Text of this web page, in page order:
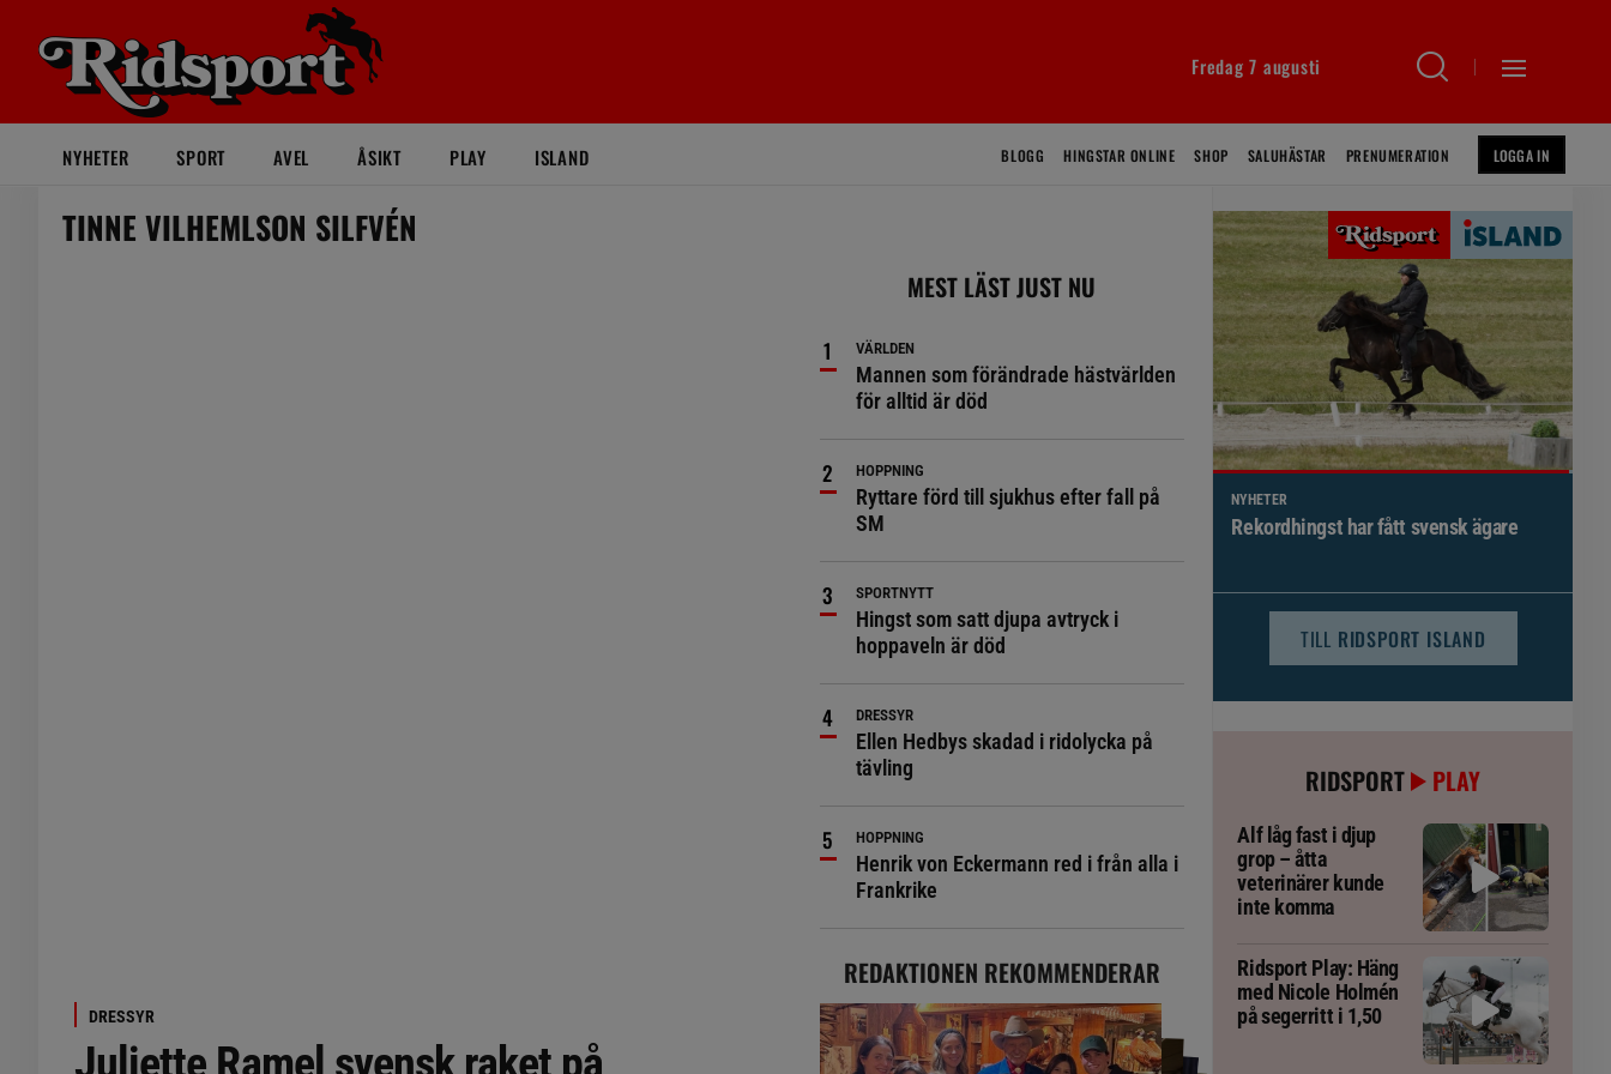
Fredag 7 augusti
NYHETER SPORT AVEL ÅSIKT PLAY ISLAND BLOGG HINGSTAR ONLINE SHOP SALUHÄSTAR PRENUMERATION LOGGA IN
TINNE VILHEMLSON SILFVÉN
DRESSYR
Juliette Ramel svensk raket på
MEST LÄST JUST NU
VÄRLDEN
Mannen som förändrade hästvärlden
för alltid är död
HOPPNING
Ryttare förd till sjukhus efter fall på
SM
SPORTNYTT
Hingst som satt djupa avtryck i
hoppaveln är död
DRESSYR
Ellen Hedbys skadad i ridolycka på
tävling
HOPPNING
Henrik von Eckermann red i från alla i
Frankrike
REDAKTIONEN REKOMMENDERAR
NYHETER
Brett politiskt stöd för förändringar i
TILL RIDSPORT ISLAND
RIDSPORT PLAY
Alf låg fast i djup
grop – åtta
veterinärer kunde
inte komma
Ridsport Play: Häng
med Nicole Holmén
på segerritt i 1,50